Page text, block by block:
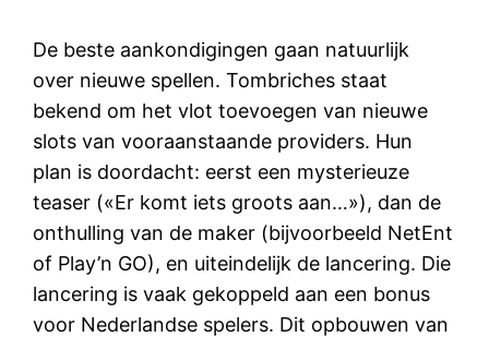
De beste aankondigingen gaan natuurlijk
over nieuwe spellen. Tombriches staat
bekend om het vlot toevoegen van nieuwe
slots van vooraanstaande providers. Hun
plan is doordacht: eerst een mysterieuze
teaser («Er komt iets groots aan…»), dan de
onthulling van de maker (bijvoorbeeld NetEnt
of Play’n GO), en uiteindelijk de lancering. Die
lancering is vaak gekoppeld aan een bonus
voor Nederlandse spelers. Dit opbouwen van